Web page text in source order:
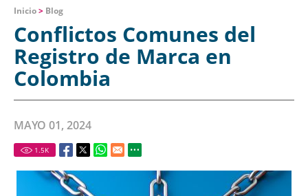
Inicio> Blog
Conflictos Comunes del
Registro de Marca en
Colombia
MAYO 01, 2024
1.5K